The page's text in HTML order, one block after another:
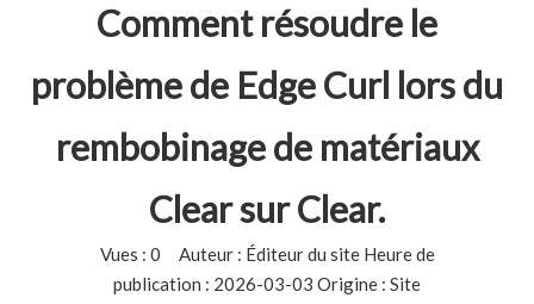
Comment résoudre le
problème de Edge Curl lors du
rembobinage de matériaux
Clear sur Clear.
Vues : 0 Auteur : Éditeur du site Heure de
publication : 2026-03-03 Origine : Site